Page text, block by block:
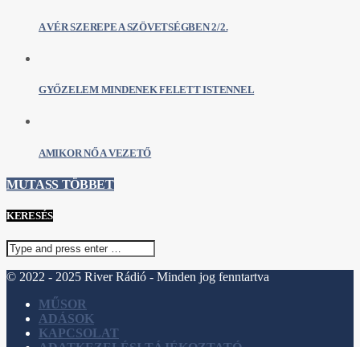
A VÉR SZEREPE A SZÖVETSÉGBEN 2/2.
GYŐZELEM MINDENEK FELETT ISTENNEL
AMIKOR NŐ A VEZETŐ
MUTASS TÖBBET
KERESÉS
© 2022 - 2025 River Rádió - Minden jog fenntartva
MŰSOR
ADÁSOK
KAPCSOLAT